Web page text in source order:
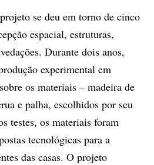
se deu em torno de cinco
espacial, estruturas,
Durante dois anos,
experimental em
os materiais – madeira de
e palha, escolhidos por seu
testes, os materiais foram
tecnológicas para a
das casas. O projeto